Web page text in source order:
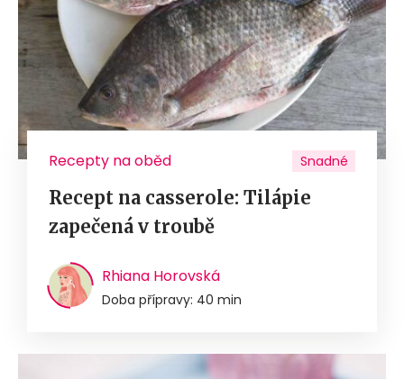
Recepty na oběd Snadné
Recept na casserole: Tilápie
zapečená v troubě
Rhiana Horovská
Doba přípravy: 40 min